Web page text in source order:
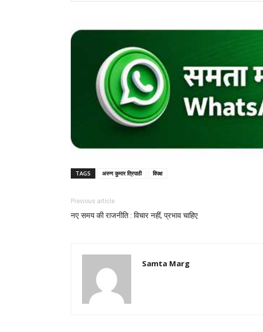
TAGS अरुण कुमार त्रिपाठी विपक्ष
Previous article
नए समय की राजनीति : विचार नहीं, प्रभाव चाहिए
Samta Marg